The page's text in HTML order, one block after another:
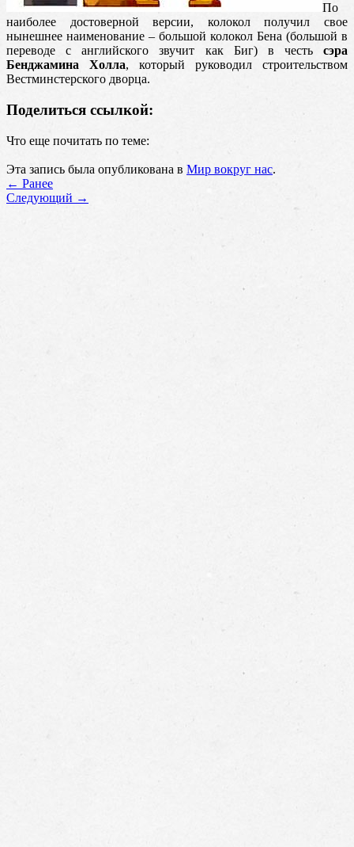
По
наиболее достоверной версии, колокол получил свое
нынешнее наименование – большой колокол Бена (большой в
переводе с английского звучит как Биг) в честь сэра
Бенджамина Холла, который руководил строительством
Вестминстерского дворца.
Поделиться ссылкой:
Что еще почитать по теме:
Эта запись была опубликована в Мир вокруг нас.
← Ранее
Cледующий →